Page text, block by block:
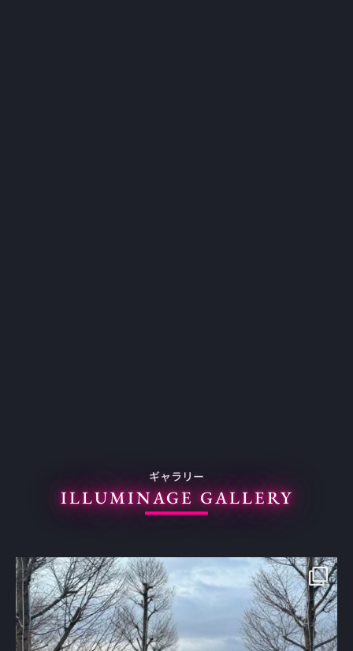
ギャラリー
ILLUMINAGE GALLERY